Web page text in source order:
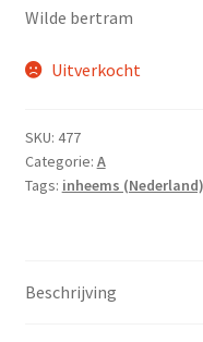
Wie ben ik
Ecologie,
Wilde bertram
Uitverkocht
SKU: 477
Categorie: A
Tags: inheems (Nederland)
Beschrijving